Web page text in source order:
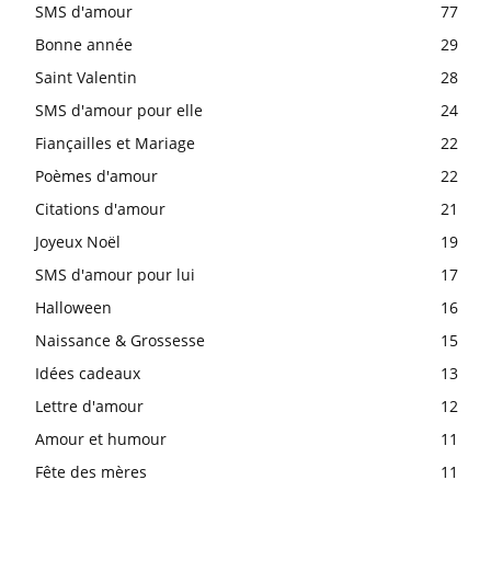
SMS d'amour
77
Bonne année
29
Saint Valentin
28
SMS d'amour pour elle
24
Fiançailles et Mariage
22
Poèmes d'amour
22
Citations d'amour
21
Joyeux Noël
19
SMS d'amour pour lui
17
Halloween
16
Naissance & Grossesse
15
Idées cadeaux
13
Lettre d'amour
12
Amour et humour
11
Fête des mères
11